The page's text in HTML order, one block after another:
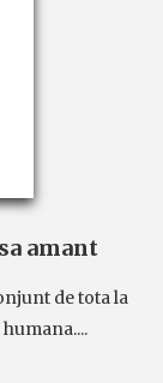
amant
de tota la